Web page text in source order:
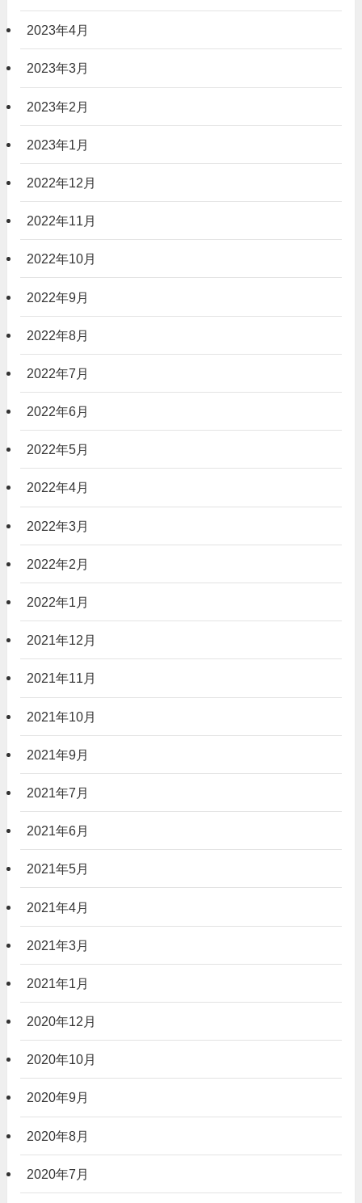
2023年4月
2023年3月
2023年2月
2023年1月
2022年12月
2022年11月
2022年10月
2022年9月
2022年8月
2022年7月
2022年6月
2022年5月
2022年4月
2022年3月
2022年2月
2022年1月
2021年12月
2021年11月
2021年10月
2021年9月
2021年7月
2021年6月
2021年5月
2021年4月
2021年3月
2021年1月
2020年12月
2020年10月
2020年9月
2020年8月
2020年7月